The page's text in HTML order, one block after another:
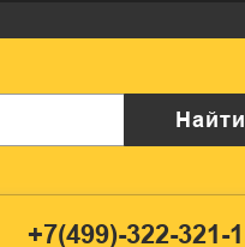
Найти
+7(499)-322-321-1